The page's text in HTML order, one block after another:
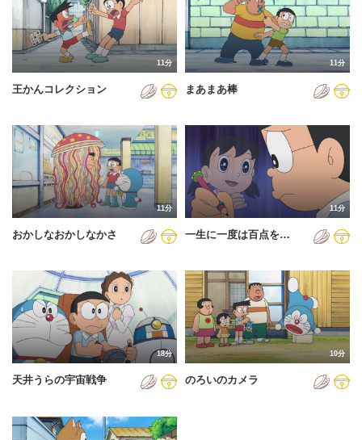
11分
王かんコレクション
11分
まあまあ棒
11分
おかしなおかしなかさ
11分
一生に一度は百点を…
18分
天井うらの宇宙戦争
10分
のろいのカメラ